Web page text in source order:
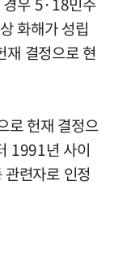
화해가 성립
재 결정으로 현
로 헌재 결정으
1991년 사이
련자로 인정